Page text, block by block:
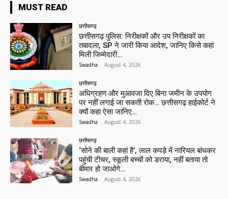
MUST READ
छत्तीसगढ़
छत्तीसगढ़ पुलिस: निरीक्षकों और उप निरीक्षकों का
तबादला, SP ने जारी किया आदेश, जानिए किसे कहां
मिली जिम्मेदारी…
Swadha - August 4, 2026
छत्तीसगढ़
अधिग्रहण और मुआवजा दिए बिना जमीन के उपयोग
पर नहीं लगाई जा सकती रोक… छत्तीसगढ़ हाईकोर्ट ने
क्यों कहा ऐसा जानिए…
Swadha - August 4, 2026
छत्तीसगढ़
‘सोने की बाली कहां है’, लाल कपड़े में नारियल बांधकर
पहुंची टीचर, स्कूली बच्चों को डराया, नहीं बताया तो
बीमार हो जाओगे…
Swadha - August 4, 2026